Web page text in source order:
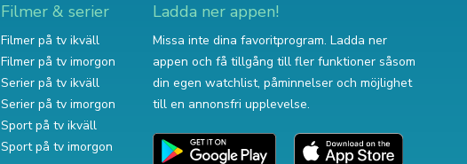
Filmer & serier
Filmer på tv ikväll
Filmer på tv imorgon
Serier på tv ikväll
Serier på tv imorgon
Sport på tv ikväll
Sport på tv imorgon
Ladda ner appen!
Missa inte dina favoritprogram. Ladda ner
appen och få tillgång till fler funktioner såsom
din egen watchlist, påminnelser och möjlighet
till en annonsfri upplevelse.